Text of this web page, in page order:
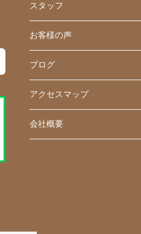
スタッフ
お客様の声
ブログ
アクセスマップ
会社概要